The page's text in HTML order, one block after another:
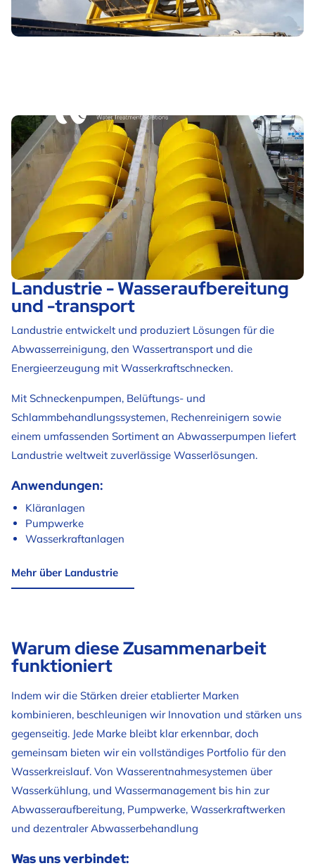
Landustrie - Wasseraufbereitung
und -transport
Landustrie entwickelt und produziert Lösungen für die
Abwasserreinigung, den Wassertransport und die
Energieerzeugung mit Wasserkraftschnecken.
Mit Schneckenpumpen, Belüftungs- und
Schlammbehandlungssystemen, Rechenreinigern sowie
einem umfassenden Sortiment an Abwasserpumpen liefert
Landustrie weltweit zuverlässige Wasserlösungen.
Anwendungen:
Kläranlagen
Pumpwerke
Wasserkraftanlagen
Mehr über Landustrie
Warum diese Zusammenarbeit
funktioniert
Indem wir die Stärken dreier etablierter Marken
kombinieren, beschleunigen wir Innovation und stärken uns
gegenseitig. Jede Marke bleibt klar erkennbar, doch
gemeinsam bieten wir ein vollständiges Portfolio für den
Wasserkreislauf. Von Wasserentnahmesystemen über
Wasserkühlung, und Wassermanagement bis hin zur
Abwasseraufbereitung, Pumpwerke, Wasserkraftwerken
und dezentraler Abwasserbehandlung
Was uns verbindet: